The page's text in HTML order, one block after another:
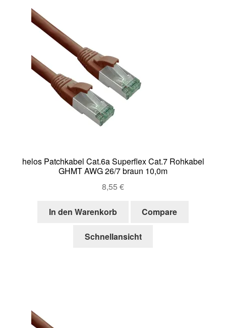
helos Patchkabel Cat.6a Superflex Cat.7 Rohkabel
GHMT AWG 26/7 braun 10,0m
8,55 €
In den Warenkorb Compare
Schnellansicht